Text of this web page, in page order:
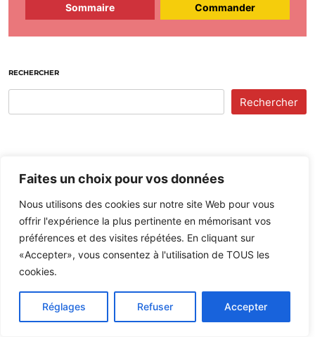
Faites un choix pour vos données
Nous utilisons des cookies sur notre site Web pour vous
offrir l'expérience la plus pertinente en mémorisant vos
préférences et des visites répétées. En cliquant sur
«Accepter», vous consentez à l'utilisation de TOUS les
cookies.
Réglages Refuser Accepter
Sommaire Commander
RECHERCHER
Rechercher
Chargement de la dernière vidéo...